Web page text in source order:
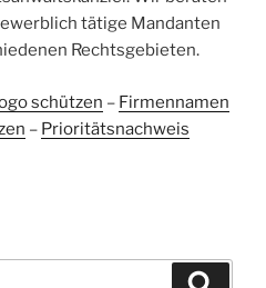
werfen
tätige Mandanten
Rechtsgebieten.
schützen – Firmennamen
– Prioritätsnachweis